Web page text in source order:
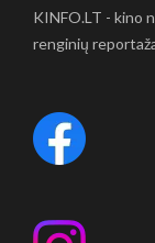
KINFO.LT - kino
renginių